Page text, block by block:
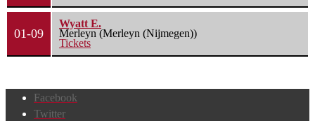
01-09
Wyatt E.
Merleyn (Merleyn (Nijmegen))
Tickets
Facebook
Twitter